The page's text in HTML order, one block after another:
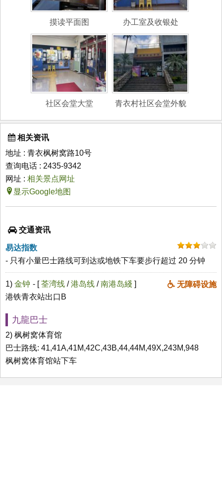
摸读平面图 办工室及收银处
社区会堂大堂 青衣村社区会堂外貌
相关资讯
地址 : 青衣枫树窝路10号
查询电话 : 2435-9342
网址 : 相关景点网址
显示Google地图
交通资讯
易达指数
- 只有小量巴士路线可到达或地铁下车要步行超过 20 分钟
1) 金钟 无障碍设施
- [荃湾线 /港岛线 /南港岛綫 ]
港铁青衣站出口B
九龍巴士
2) 枫树窝体育馆
巴士路线: 41,41A,41M,42C,43B,44,44M,49X,243M,948
枫树窝体育馆站下车